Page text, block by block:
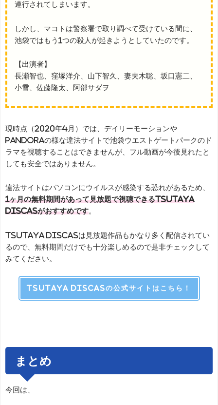
連行されてしまいます。
しかし、マコトは警察署で取り調べて受けている間に、
池袋ではもう1つの殺人が起きようとしていたのです。
【出演者】
長瀬智也、窪塚洋介、山下智久、妻夫木聡、坂口憲二、
小雪、佐藤隆太、阿部サダヲ
現時点（2020年4月）では、デイリーモーションや
Pandoraの様な違法サイトで池袋ウエストゲートパークのド
ラマを視聴することはできませんが、フル動画が今後見れたと
しても安全ではありません。
違法サイトはパソコンにウイルスが感染する恐れがあるため、
1ヶ月の無料期間があって見放題で視聴できるTSUTAYA
DISCASがおすすめです。
TSUTAYA DISCASは見放題作品もかなり多く配信されてい
るので、無料期間だけでも十分楽しめるので是非チェックして
みてください。
TSUTAYA DISCASの公式サイトはこちら！
まとめ
今回は、